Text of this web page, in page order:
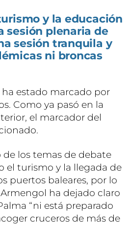
y la educación
sesión plenaria de
sesión tranquila y
ni broncas
estado marcado por
Como ya pasó en la
el marcador del
los temas de debate
el turismo y la llegada de
puertos baleares, por lo
ha dejado claro
“ni está preparado
cruceros de más de